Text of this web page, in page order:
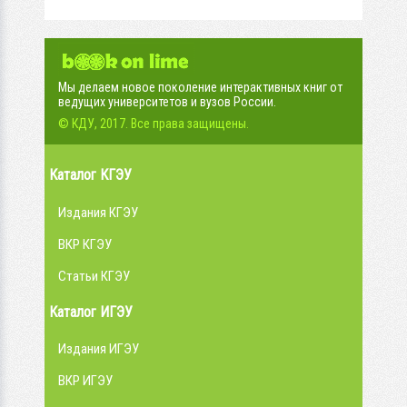
Мы делаем новое поколение интерактивных книг от
ведущих университетов и вузов России.
© КДУ, 2017. Все права защищены.
Каталог КГЭУ
Издания КГЭУ
ВКР КГЭУ
Статьи КГЭУ
Каталог ИГЭУ
Издания ИГЭУ
ВКР ИГЭУ